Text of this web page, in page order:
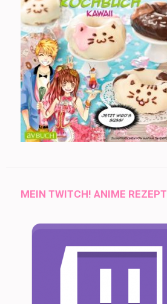
MEIN TWITCH! ANIME